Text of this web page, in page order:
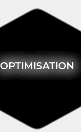
OPTIMISATION